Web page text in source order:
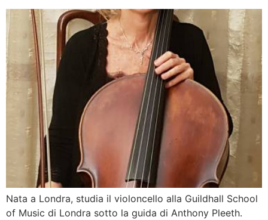
Nata a Londra, studia il violoncello alla Guildhall School
of Music di Londra sotto la guida di Anthony Pleeth.